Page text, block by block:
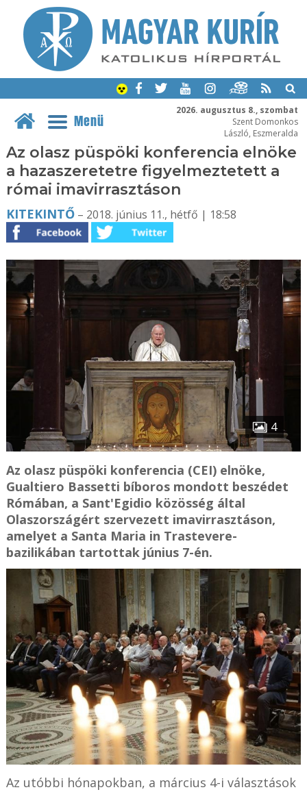
2026. augusztus 8., szombat
Szent Domonkos
László, Eszmeralda
Menü
Az olasz püspöki konferencia elnöke
a hazaszeretetre figyelmeztetett a
római imavirrasztáson
KITEKINTŐ– 2018. június 11., hétfő | 18:58
4
Az olasz püspöki konferencia (CEI) elnöke,
Gualtiero Bassetti bíboros mondott beszédet
Rómában, a Sant'Egidio közösség által
Olaszországért szervezett imavirrasztáson,
amelyet a Santa Maria in Trastevere-
bazilikában tartottak június 7-én.
Az utóbbi hónapokban, a március 4-i választások